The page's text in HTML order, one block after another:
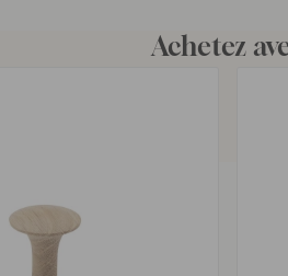
Achetez